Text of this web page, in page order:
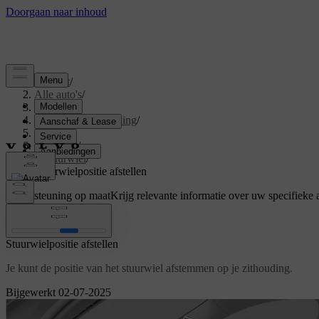
Support/
Alle auto's/
S60 2024
Gebruikershandleiding/
Driving/
Besturing/
Stuurwiel/
Stuurwielpositie afstellen
Ondersteuning op maatKrijg relevante informatie over uw specifieke
Bijgewerkt 02-07-2025
Stuurwielpositie afstellen
Je kunt de positie van het stuurwiel afstemmen op je zithouding.